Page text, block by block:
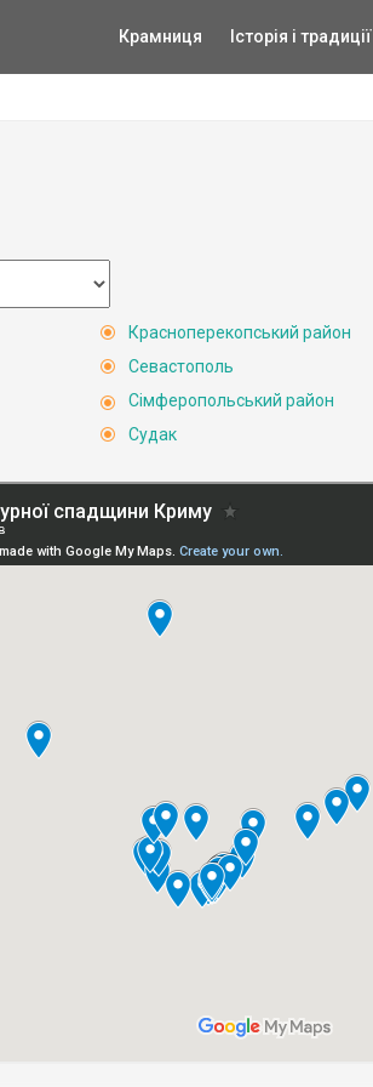
Крамниця Історія і традиції
Красноперекопський район
Севастополь
Сімферопольський район
Судак